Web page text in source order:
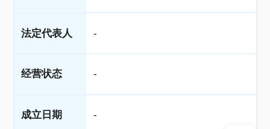
法定代表人 -
经营状态 -
成立日期 -